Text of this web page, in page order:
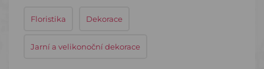
Floristika Dekorace
Jarní a velikonoční dekorace